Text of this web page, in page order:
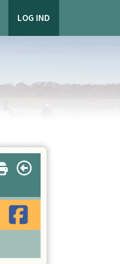
LOG IND